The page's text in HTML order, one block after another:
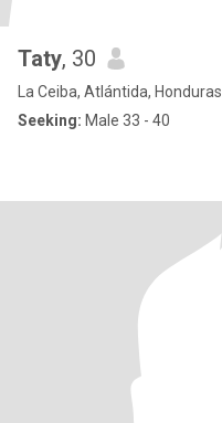
Taty, 30
La Ceiba, Atlántida, Honduras
Seeking: Male 33 - 40